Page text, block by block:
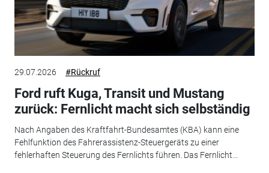
29.07.2026 #Rückruf
Ford ruft Kuga, Transit und Mustang
zurück: Fernlicht macht sich selbständig
Nach Angaben des Kraftfahrt-Bundesamtes (KBA) kann eine
Fehlfunktion des Fahrerassistenz-Steuergeräts zu einer
fehlerhaften Steuerung des Fernlichts führen. Das Fernlicht...